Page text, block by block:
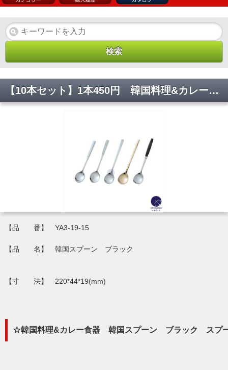
【10本セット】1本450円 韓国料理&カレー食器 韓国スプーン ブラック スプーン 食器 YA3-19-15 220*44*19(mm)【代引き不可】
【品 番】 YA3-19-15
【品 名】 韓国スプーン ブラック
【寸 法】 220*44*19(mm)
☆韓国料理&カレー食器 韓国スプーン ブラック ス